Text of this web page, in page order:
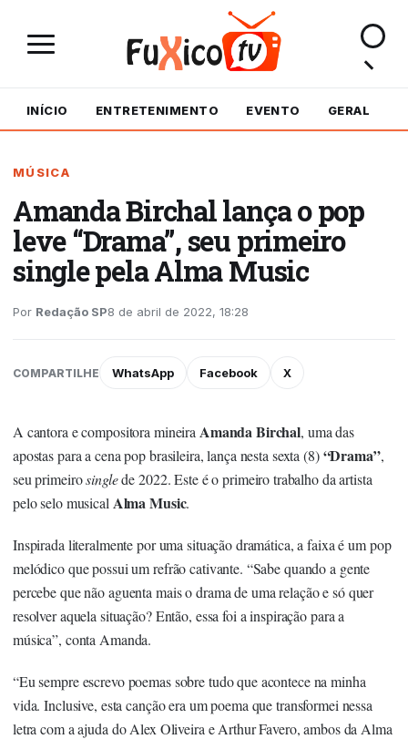
INÍCIO ENTRETENIMENTO EVENTO GERAL
MÚSICA
Amanda Birchal lança o pop
leve “Drama”, seu primeiro
single pela Alma Music
Por Redação SP8 de abril de 2022, 18:28
COMPARTILHE WhatsApp Facebook X
A cantora e compositora mineira Amanda Birchal, uma das
apostas para a cena pop brasileira, lança nesta sexta (8)“Drama”,
seu primeirosinglede 2022. Este é o primeiro trabalho da artista
pelo selo musical Alma Music.
Inspirada literalmente por uma situação dramática, a faixa é um pop
melódico que possui um refrão cativante. “Sabe quando a gente
percebe que não aguenta mais o drama de uma relação e só quer
resolver aquela situação? Então, essa foi a inspiração para a
música”, conta Amanda.
“Eu sempre escrevo poemas sobre tudo que acontece na minha
vida. Inclusive, esta canção era um poema que transformei nessa
letra com a ajuda do Alex Oliveira e Arthur Favero, ambos da Alma